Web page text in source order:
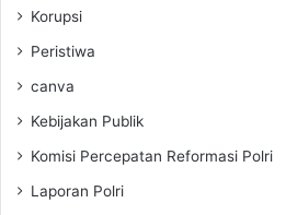
Korupsi
Peristiwa
canva
Kebijakan Publik
Komisi Percepatan Reformasi Polri
Laporan Polri